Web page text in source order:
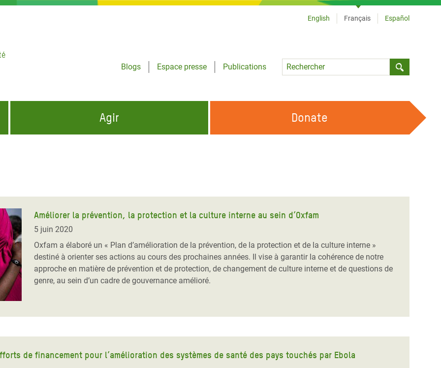
Blogs
Espace presse
Publications
Language
English Français Español
Gaza
et
en Afrique de
Yémen
Réfugiés Rohingyas
Agir Donate
Améliorer la prévention, la protection et la culture interne au sein d’Oxfam
5 juin 2020
Oxfam a élaboré un « Plan d’amélioration de la prévention, de la protection et de la culture interne »
destiné à orienter ses actions au cours des prochaines années. Il vise à garantir la cohérence de notre
approche en matière de prévention et de protection, de changement de culture interne et de questions de
genre, au sein d’un cadre de gouvernance amélioré.
de financement pour l’amélioration des systèmes de santé des pays touchés par Ebola